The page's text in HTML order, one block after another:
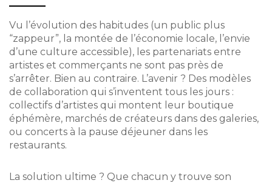
Vu l’évolution des habitudes (un public plus
“zappeur”, la montée de l’économie locale, l’envie
d’une culture accessible), les partenariats entre
artistes et commerçants ne sont pas près de
s’arrêter. Bien au contraire. L’avenir ? Des modèles
de collaboration qui s’inventent tous les jours :
collectifs d’artistes qui montent leur boutique
éphémère, marchés de créateurs dans des galeries,
ou concerts à la pause déjeuner dans les
restaurants.
La solution ultime ? Que chacun y trouve son